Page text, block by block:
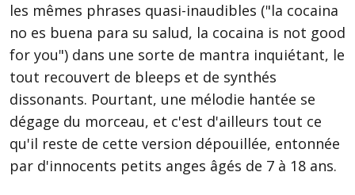
les mêmes phrases quasi-inaudibles ("la cocaina
no es buena para su salud, la cocaina is not good
for you") dans une sorte de mantra inquiétant, le
tout recouvert de bleeps et de synthés
dissonants. Pourtant, une mélodie hantée se
dégage du morceau, et c'est d'ailleurs tout ce
qu'il reste de cette version dépouillée, entonnée
par d'innocents petits anges âgés de 7 à 18 ans.